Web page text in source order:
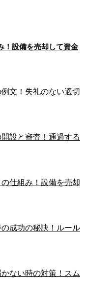
！設備を売却して資金
文！失礼のない適切
設と審査！通過する
仕組み！設備を売却
成功の秘訣！ルール
ない時の対策！スム